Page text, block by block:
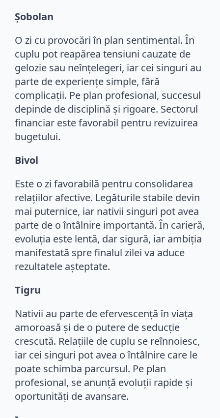
Șobolan
O zi cu provocări în plan sentimental. În
cuplu pot reapărea tensiuni cauzate de
gelozie sau neînțelegeri, iar cei singuri au
parte de experiențe simple, fără
complicații. Pe plan profesional, succesul
depinde de disciplină și rigoare. Sectorul
financiar este favorabil pentru revizuirea
bugetului.
Bivol
Este o zi favorabilă pentru consolidarea
relațiilor afective. Legăturile stabile devin
mai puternice, iar nativii singuri pot avea
parte de o întâlnire importantă. În carieră,
evoluția este lentă, dar sigură, iar ambiția
manifestată spre finalul zilei va aduce
rezultatele așteptate.
Tigru
Nativii au parte de efervescență în viața
amoroasă și de o putere de seducție
crescută. Relațiile de cuplu se reînnoiesc,
iar cei singuri pot avea o întâlnire care le
poate schimba parcursul. Pe plan
profesional, se anunță evoluții rapide și
oportunități de avansare.